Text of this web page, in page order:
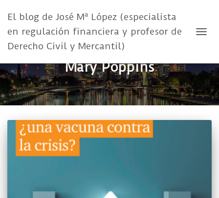
El blog de José Mª López (especialista
en regulación financiera y profesor de
Derecho Civil y Mercantil)
Mary Poppins